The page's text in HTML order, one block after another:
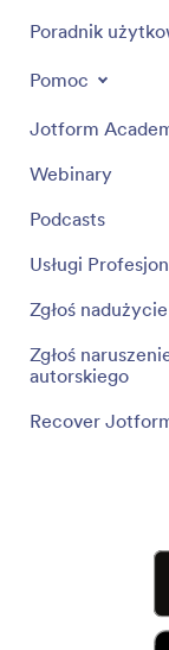
Poradnik
Pomoc
Jotform
Webinary
Podcasts
Usługi
Zgłoś nadużycie
Zgłoś
autorskiego
Recover